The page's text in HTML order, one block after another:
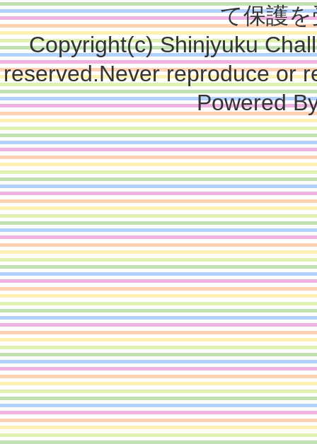
て保護
Copyright(c) Shinjyuku
reserved.Never reproduce or
Powered